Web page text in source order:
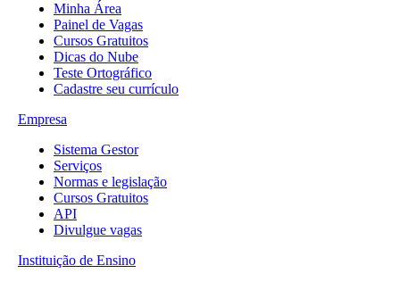
Minha Área
Painel de Vagas
Cursos Gratuitos
Dicas do Nube
Teste Ortográfico
Cadastre seu currículo
Empresa
Sistema Gestor
Serviços
Normas e legislação
Cursos Gratuitos
API
Divulgue vagas
Instituição de Ensino